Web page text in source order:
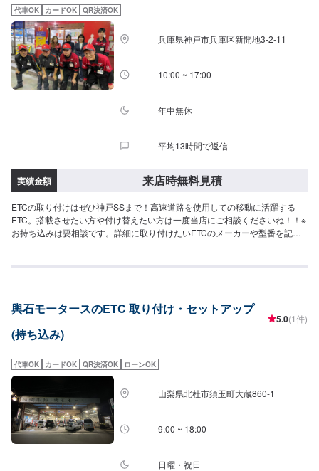
代車OK カードOK QR決済OK
兵庫県神戸市兵庫区新開地3-2-11
10:00 ~ 17:00
年中無休
平均13時間で返信
実績金額 来店時無料見積
ETCの取り付けはぜひ神戸SSまで！高速道路を使用しての移動に活躍する
ETC。搭載させたい方や付け替えたい方は一度当店にご相談くださいね！！※
お持ち込みは要相談です。詳細に取り付けたいETCのメーカーや型番を記載
輿石モータースのETC 取り付け・セットアップ
(持ち込み)
5.0(1件)
代車OK カードOK QR決済OK ローンOK
山梨県北杜市須玉町大蔵860-1
9:00 ~ 18:00
日曜・祝日